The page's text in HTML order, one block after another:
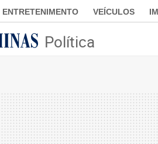
ENTRETENIMENTO VEÍCULOS
Política